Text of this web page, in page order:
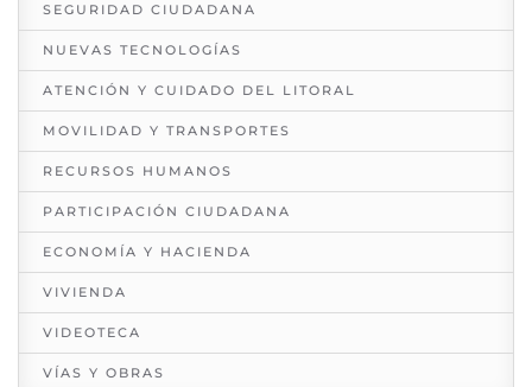
SEGURIDAD CIUDADANA
NUEVAS TECNOLOGÍAS
ATENCIÓN Y CUIDADO DEL LITORAL
MOVILIDAD Y TRANSPORTES
RECURSOS HUMANOS
PARTICIPACIÓN CIUDADANA
ECONOMÍA Y HACIENDA
VIVIENDA
VIDEOTECA
VÍAS Y OBRAS